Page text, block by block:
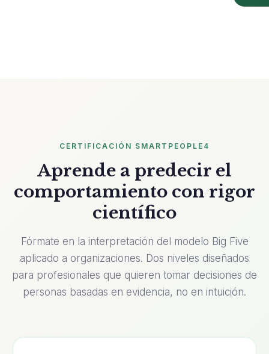
CERTIFICACIÓN SMARTPEOPLE4
Aprende a predecir el
comportamiento con rigor
científico
Fórmate en la interpretación del modelo Big Five
aplicado a organizaciones. Dos niveles diseñados
para profesionales que quieren tomar decisiones de
personas basadas en evidencia, no en intuición.